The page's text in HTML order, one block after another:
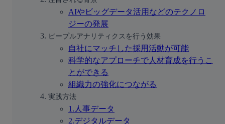
AIやビッグデータ活用などのテクノロ
ジーの発展
ピープルアナリティクスを行う効果
自社にマッチした採用活動が可能
科学的なアプローチで人材育成を行うこ
とができる
組織力の強化につながる
実践方法
1.人事データ
2.デジタルデータ